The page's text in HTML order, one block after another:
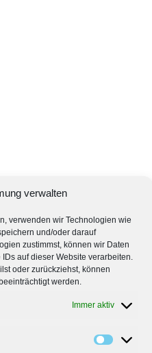
verwalten
verwenden wir Technologien wie
und/oder darauf
zustimmst, können wir Daten
auf dieser Website verarbeiten.
oder zurückziehst, können
werden.
Immer aktiv